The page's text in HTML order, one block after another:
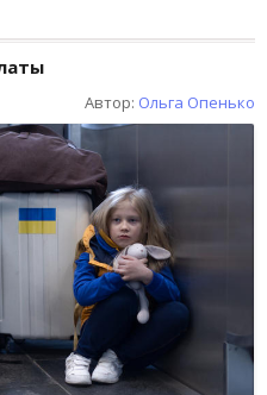
Автор: Ольга Опенько